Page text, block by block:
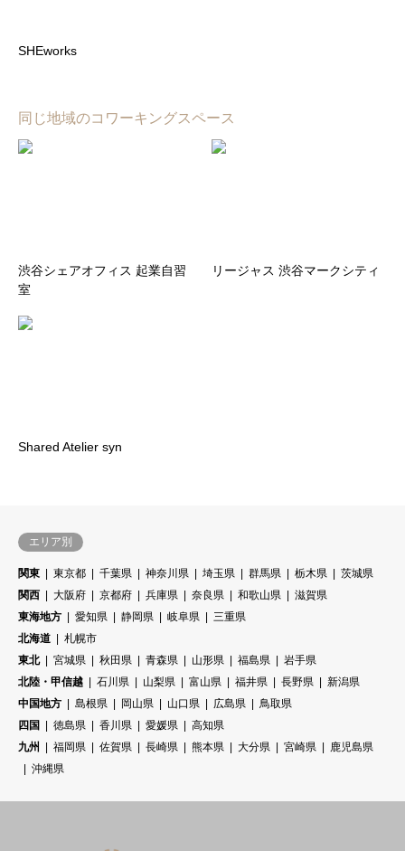
SHEworks
同じ地域のコワーキングスペース
渋谷シェアオフィス 起業自習
室
リージャス 渋谷マークシティ
Shared Atelier syn
エリア別
関東 東京都 千葉県 神奈川県 埼玉県 群馬県 栃木県
茨城県
関西
大阪府 京都府 兵庫県 奈良県 和歌山県
滋賀県
東海地方
愛知県 静岡県 岐阜県
三重県
北海道
札幌市
東北
宮城県 秋田県 青森県 山形県 福島県
岩手県
北陸・甲信越
石川県 山梨県 富山県 福井県 長野県
新潟県
中国地方
島根県 岡山県 山口県 広島県
鳥取県
四国
徳島県 香川県 愛媛県
高知県
九州
福岡県 佐賀県 長崎県 熊本県 大分県 宮崎県
鹿児島県
沖縄県